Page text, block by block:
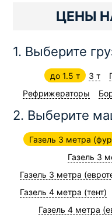
ЦЕНЫ
1. Выберите
до 1.5 т 3 т
Рефрижераторы
2. Выберите
Газель 3 метра
Газель 3
Газель 3 метра
Газель 4 метра (тент)
Газель 4 метра